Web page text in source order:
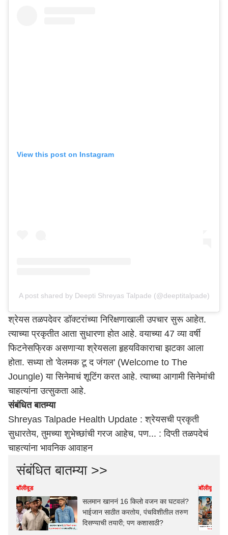
View this post on Instagram
A post shared by Deepti Shreyas Talpade (@deeptitalpade)
श्रेयस तळपदेवर डॉक्टरांच्या निरिक्षणाखाली उपचार सुरू आहेत.
त्याच्या प्रकृतीत आता सुधारणा होत आहे. वयाच्या 47 व्या वर्षी
फिटनेसफ्रिक असणाऱ्या श्रेयसला हृहयविकाराचा झटका आला
होता. सध्या तो 'वेलमक टू द जंगल' (Welcome to The
Joungle) या सिनेमाचं शूटिंग करत आहे. त्याच्या आगामी सिनेमांची
चाहत्यांना उत्सुकता आहे.
संबंधित बातम्या
Shreyas Talpade Health Update : श्रेयसची प्रकृती
सुधारतेय, तुमच्या शुभेच्छांची गरज आहेच, पण... : दिप्ती तळपदेचं
चाहत्यांना भावनिक आवाहन
संबंधित बातम्या >>
बॉलीवूड
सलमान खाननं 16 किलो वजन का घटवलं?
भाईजान साठीत करतोय, पंचविशीतील तरुण
दिसण्याची तयारी; पण कशासाठी?
बॉलीवूड